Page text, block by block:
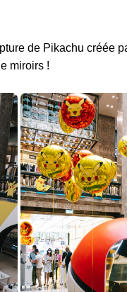
de Pikachu créée
miroirs !